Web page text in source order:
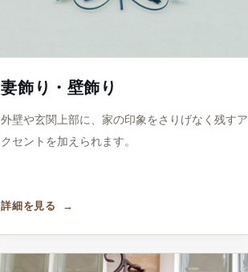
妻飾り・壁飾り
外壁や玄関上部に、家の印象をさりげなく残すア
クセントを加えられます。
詳細を見る